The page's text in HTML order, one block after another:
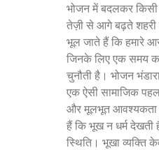
भोजन में बदलकर
तेज़ी से आगे बढ़ते
भूल जाते हैं कि हमारे
जिनके लिए एक समय
चुनौती है। भोजन
एक ऐसी सामाजिक
और मूलभूत आवश्यकता
हैं कि भूख न धर्म देखती
स्थिति। भूखा व्यक्ति